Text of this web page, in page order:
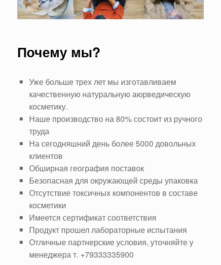
Почему мы?
Уже больше трех лет мы изготавливаем
качественную натуральную аюрведическую
косметику.
Наше производство на 80% состоит из ручного
труда
На сегодняшний день более 5000 довольных
клиентов
Обширная география поставок
Безопасная для окружающей среды упаковка
Отсутствие токсичных компонентов в составе
косметики
Имеется сертификат соответствия
Продукт прошел лабораторные испытания
Отличные партнерские условия, уточняйте у
менеджера т. +79333335900